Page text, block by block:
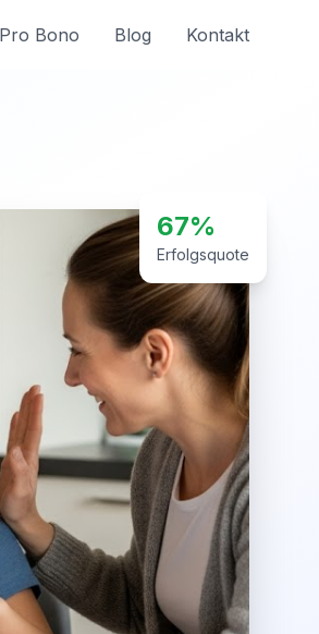
Pro Bono Blog Kontakt
67%
Erfolgsquote